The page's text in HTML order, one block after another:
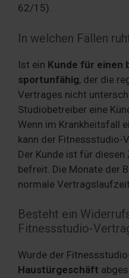
62/15).
In welchen Fällen
Ist ein Kunde für einen
sportunfähig, der die
Vertrages nicht
Studiobetreiber eine
Wenn im Krankheitsfall
kann der Fitnessstudio-
Der Kunde ist für
befreit. Die Monate der
normale
Besteht ein
Fitnessstudio-
Wurde der
Haustürgeschäft